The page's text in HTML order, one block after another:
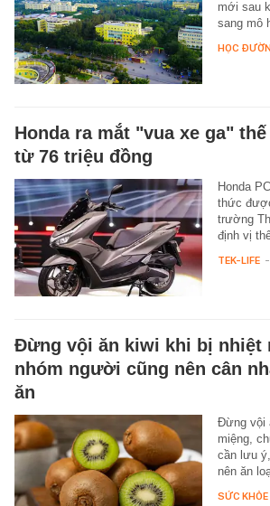
mới sau
sang mô
HỌC
Honda ra mắt "vua xe ga"
từ 76 triệu đồng
Honda
thức
trường
định vị
TEK-LIFE -
Đừng vội ăn kiwi khi bị nhiệt
nhóm người cũng nên cân
ăn
Đừng vội
miệng,
cần lưu
nên ăn
SỨC KHỎE